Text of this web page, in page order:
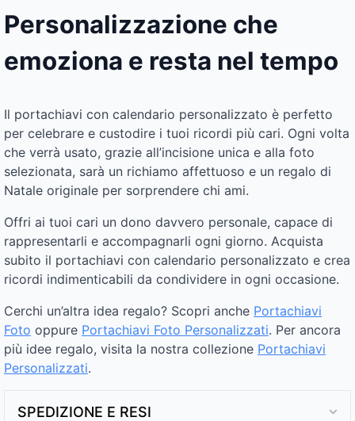
Personalizzazione che
emoziona e resta nel tempo
Il portachiavi con calendario personalizzato è perfetto
per celebrare e custodire i tuoi ricordi più cari. Ogni volta
che verrà usato, grazie all’incisione unica e alla foto
selezionata, sarà un richiamo affettuoso e un regalo di
Natale originale per sorprendere chi ami.
Offri ai tuoi cari un dono davvero personale, capace di
rappresentarli e accompagnarli ogni giorno. Acquista
subito il portachiavi con calendario personalizzato e crea
ricordi indimenticabili da condividere in ogni occasione.
Cerchi un’altra idea regalo? Scopri anche Portachiavi
Foto oppure Portachiavi Foto Personalizzati. Per ancora
più idee regalo, visita la nostra collezione Portachiavi
Personalizzati.
SPEDIZIONE E RESI